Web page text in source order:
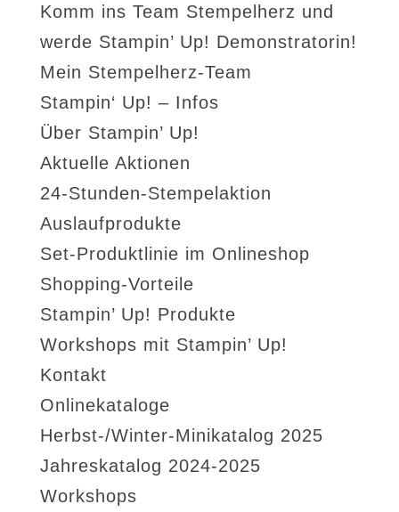
Komm ins Team Stempelherz und
werde Stampin’ Up! Demonstratorin!
Mein Stempelherz-Team
Stampin‘ Up! – Infos
Über Stampin’ Up!
Aktuelle Aktionen
24-Stunden-Stempelaktion
Auslaufprodukte
Set-Produktlinie im Onlineshop
Shopping-Vorteile
Stampin’ Up! Produkte
Workshops mit Stampin’ Up!
Kontakt
Onlinekataloge
Herbst-/Winter-Minikatalog 2025
Jahreskatalog 2024-2025
Workshops